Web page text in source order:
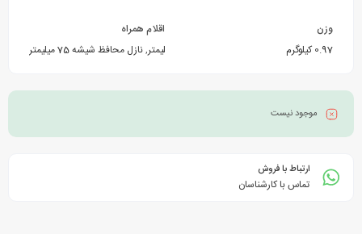
وزن
0.97 کیلوگرم
اقلام همراه
,نازل محافظ شیشه 75 میلیمتر
موجود نیست
ارتباط با فروش
تماس با کارشناسان